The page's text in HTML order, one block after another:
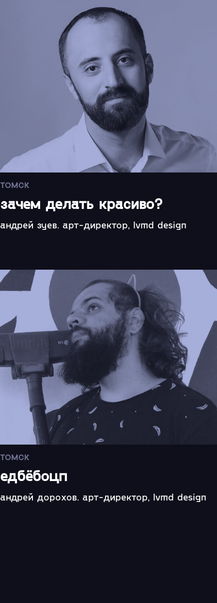
ТОМСК
зачем делать красиво?
андрей зуев. арт-директор, lvmd design
ТОМСК
едбёбоцп
андрей дорохов. арт-директор, lvmd design